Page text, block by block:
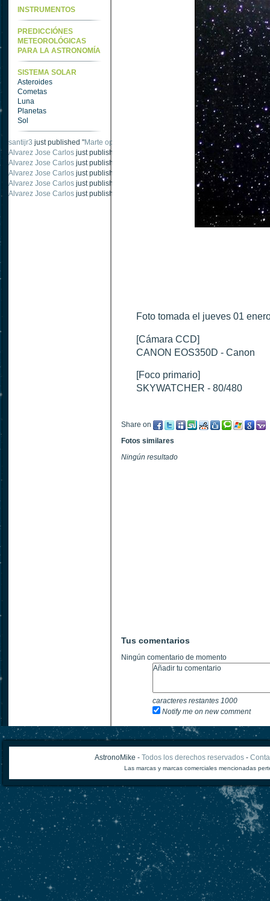
INSTRUMENTOS
PREDICCIÓNES
METEOROLÓGICAS
PARA LA ASTRONOMÍA
SISTEMA SOLAR
Asteroides
Cometas
Luna
Planetas
Sol
santijr3 just published "Marte oposición 2020
Alvarez Jose Carlos just published " Saturno 20 noviembre 2003
Alvarez Jose Carlos just published "
Alvarez Jose Carlos just published " Oposición Marte 30 de octubre 2020 ".
Alvarez Jose Carlos just published " Oposición Marte 28 Octubre 2020".
Alvarez Jose Carlos just published " Marte oposición octubre 2020 vs NASA ".
Foto tomada el jueves 01
[Cámara CCD]
CANON EOS350D - Canon
[Foco primario]
SKYWATCHER - 80/480
Share on
Fotos similares
Ningún resultado
Tus comentarios
Ningún comentario de momento
caracteres restantes 1000
Notify me on new comment
AstronoMike - Todos los derechos reservados-
Las marcas y marcas comerciales mencionadas